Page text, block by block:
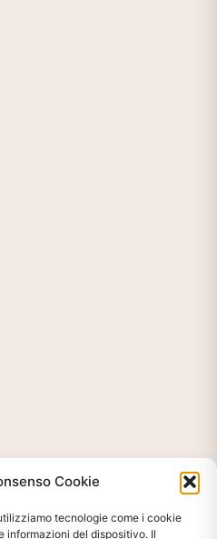
Cookie
tecnologie come i cookie
informazioni del dispositivo. Il